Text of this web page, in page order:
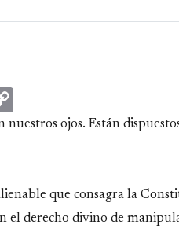
Linkojos. Están
que consagra la
el derecho divino de